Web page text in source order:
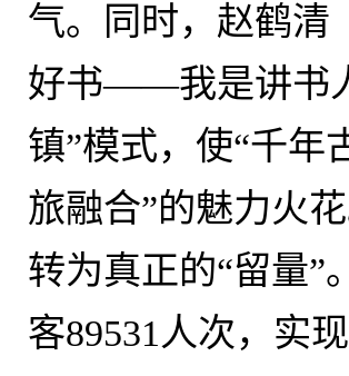
气。
同时，赵鹤清
好书——我是讲书
镇”模式，使“千年
旅融合”的魅力火
转为真正的“留量”
客89531人次，实